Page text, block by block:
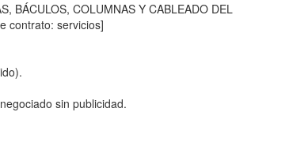
BÁCULOS, COLUMNAS Y CABLEADO DEL
contrato: servicios]
sin publicidad.